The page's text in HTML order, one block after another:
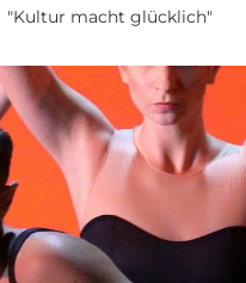
"Kultur macht glücklich"